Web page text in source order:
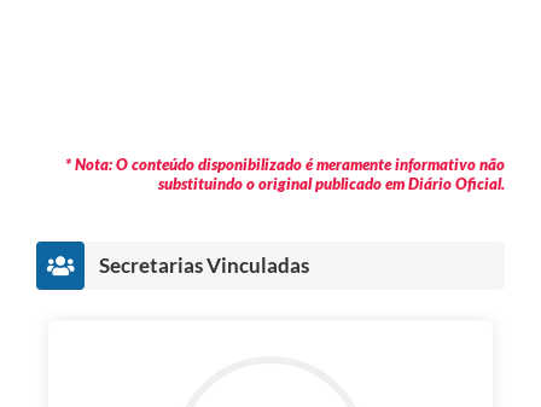
* Nota: O conteúdo disponibilizado é meramente informativo não
substituindo o original publicado em Diário Oficial.
Secretarias Vinculadas